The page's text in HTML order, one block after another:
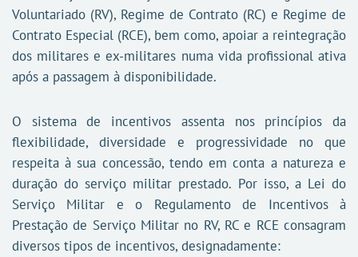
Voluntariado (RV), Regime de Contrato (RC) e Regime de
Contrato Especial (RCE), bem como, apoiar a reintegração
dos militares e ex-militares numa vida profissional ativa
após a passagem à disponibilidade.
O sistema de incentivos assenta nos princípios da
flexibilidade, diversidade e progressividade no que
respeita à sua concessão, tendo em conta a natureza e
duração do serviço militar prestado. Por isso, a Lei do
Serviço Militar e o Regulamento de Incentivos à
Prestação de Serviço Militar no RV, RC e RCE consagram
diversos tipos de incentivos, designadamente: